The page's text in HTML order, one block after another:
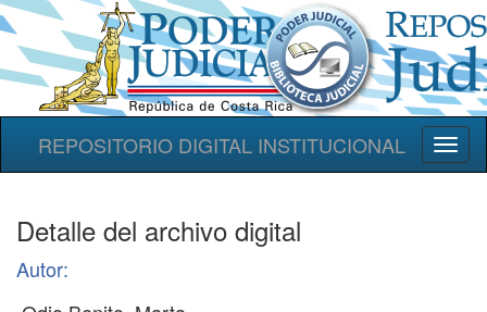
REPOSITORIO DIGITAL INSTITUCIONAL
Detalle del archivo digital
Autor: